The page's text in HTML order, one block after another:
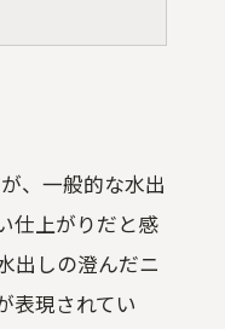
、一般的な水出
仕上がりだと感
出しの澄んだニ
表現されてい